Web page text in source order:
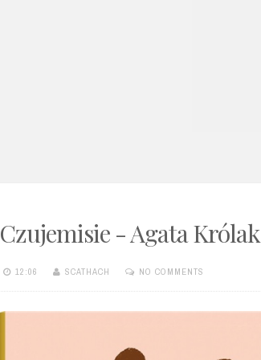
Czujemisie - Agata Królak
12:06 SCATHACH NO COMMENTS